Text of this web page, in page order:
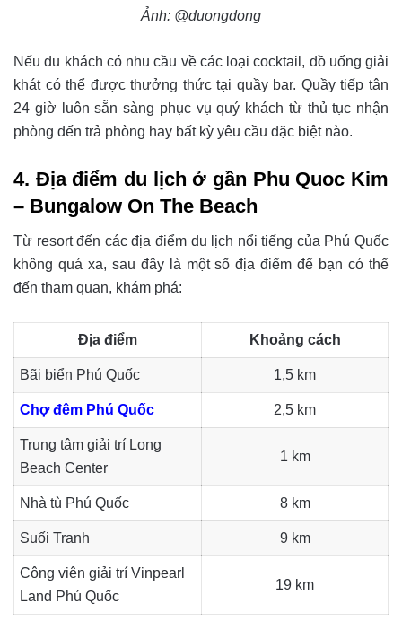
Ảnh: @duongdong
Nếu du khách có nhu cầu về các loại cocktail, đồ uống giải
khát có thể được thưởng thức tại quầy bar. Quầy tiếp tân
24 giờ luôn sẵn sàng phục vụ quý khách từ thủ tục nhận
phòng đến trả phòng hay bất kỳ yêu cầu đặc biệt nào.
4. Địa điểm du lịch ở gần Phu Quoc Kim
– Bungalow On The Beach
Từ resort đến các địa điểm du lịch nổi tiếng của Phú Quốc
không quá xa, sau đây là một số địa điểm để bạn có thể
đến tham quan, khám phá:
Địa điểm Khoảng cách
Bãi biển Phú Quốc 1,5 km
Chợ đêm Phú Quốc 2,5 km
Trung tâm giải trí Long
Beach Center
1 km
Nhà tù Phú Quốc 8 km
Suối Tranh 9 km
Công viên giải trí Vinpearl
Land Phú Quốc
19 km